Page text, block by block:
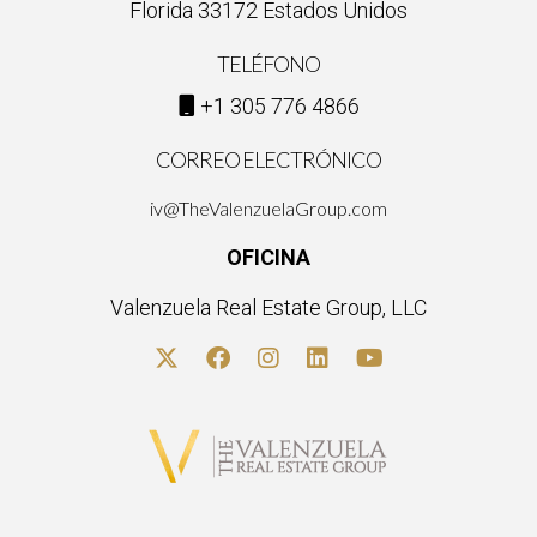
Florida 33172 Estados Unidos
TELÉFONO
+1 305 776 4866
CORREO ELECTRÓNICO
iv@TheValenzuelaGroup.com
OFICINA
Valenzuela Real Estate Group, LLC